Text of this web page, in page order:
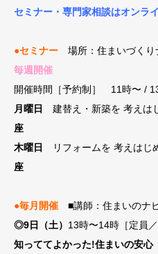
セミナー・専門家相談はオンラ
●セミナー
場所：住まいづくり
毎週開催
開催時間［予約制］ 11時〜 /
月曜日
建替え・新築を 考えは
座
木曜日
リフォームを 考えはじ
座
●毎月開催 ■講師：住まいのナ
◎9日（土） 13時〜14時［定員／
知っててよかった!住まいの安心